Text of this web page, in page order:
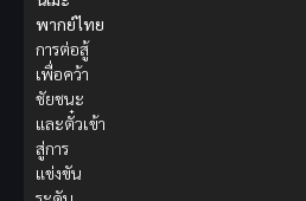
พากย์ไทย
การต่อสู้
เพื่อคว้า
ชัยชนะ
และตั๋วเข้า
สู่การ
แข่งขัน